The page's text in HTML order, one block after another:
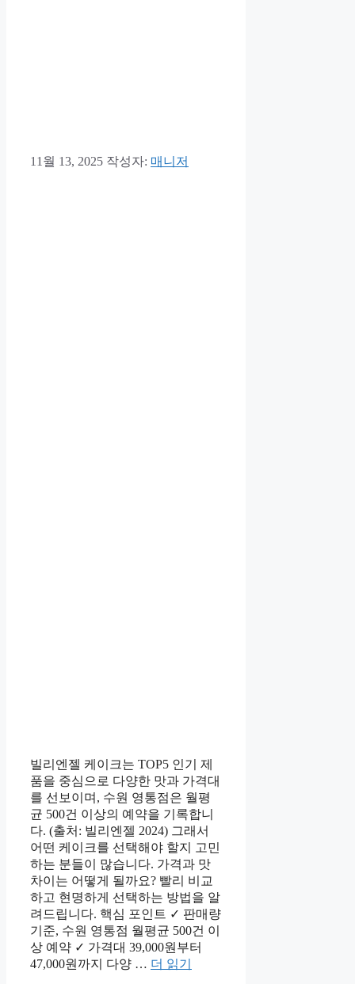
11월 13, 2025 작성자: 매니저
빌리엔젤 케이크는 TOP5 인기 제
품을 중심으로 다양한 맛과 가격대
를 선보이며, 수원 영통점은 월평
균 500건 이상의 예약을 기록합니
다. (출처: 빌리엔젤 2024) 그래서
어떤 케이크를 선택해야 할지 고민
하는 분들이 많습니다. 가격과 맛
차이는 어떻게 될까요? 빨리 비교
하고 현명하게 선택하는 방법을 알
려드립니다. 핵심 포인트 ✓ 판매량
기준, 수원 영통점 월평균 500건 이
상 예약 ✓ 가격대 39,000원부터
47,000원까지 다양 … 더 읽기